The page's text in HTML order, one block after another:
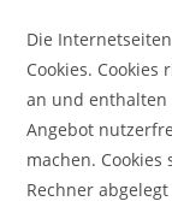
Die
Cookies.
an und enthalten
Angebot
machen.
Rechner